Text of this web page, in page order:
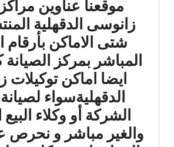
موقعنا عناوين
زانوسى الدقهلية
شتى الاماكن بأرقام
المباشر بمركز
ايضا اماكن توكيلات
الدقهليةسواء
الشركة أو وكلاء البيع
والغير مباشر و نحرص